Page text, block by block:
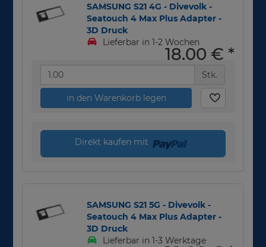
SAMSUNG S21 4G - Divevolk -
Seatouch 4 Max Plus Adapter -
3D Druck
Lieferbar in 1-2 Wochen
18,00 € *
Stk.
in den Warenkorb legen
Direkt kaufen mit
SAMSUNG S21 5G - Divevolk -
Seatouch 4 Max Plus Adapter -
3D Druck
Lieferbar in 1-3 Werktage